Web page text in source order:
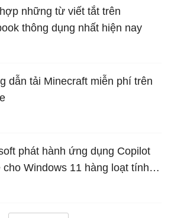
những từ viết tắt trên
thông dụng nhất hiện nay
dẫn tải Minecraft miễn phí trên
phát hành ứng dụng Copilot
cho Windows 11 hàng loạt tính